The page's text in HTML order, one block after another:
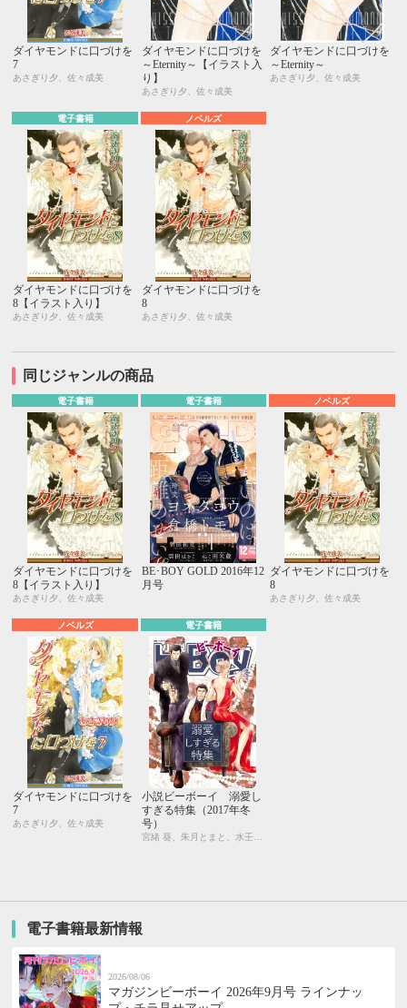
ダイヤモンドに口づけを
7
あさぎり夕、佐々成美
ダイヤモンドに口づけを
～Eternity～【イラスト入
り】
あさぎり夕、佐々成美
ダイヤモンドに口づけを
～Eternity～
あさぎり夕、佐々成美
電子書籍
ダイヤモンドに口づけを
8【イラスト入り】
あさぎり夕、佐々成美
ノベルズ
ダイヤモンドに口づけを
8
あさぎり夕、佐々成美
同じジャンルの商品
電子書籍
ダイヤモンドに口づけを
8【イラスト入り】
あさぎり夕、佐々成美
電子書籍
BE･BOY GOLD 2016年12
月号
ノベルズ
ダイヤモンドに口づけを
8
あさぎり夕、佐々成美
ノベルズ
ダイヤモンドに口づけを
7
あさぎり夕、佐々成美
電子書籍
小説ビーボーイ 溺愛し
すぎる特集（2017年冬
号）
宮緒 葵、朱月とまと、水壬楓子、しおべり由生、吉田ナツ、森原八鹿、彩寧一叶、高世ナオキ、遠野春日、円陣闇丸、東野ゆき、園千代子、東野 海、林 マキ、永井三郎、福嶋ユッカ、モリフジ、黒田 屑、ゆうき
電子書籍最新情報
2026/08/06
マガジンビーボーイ 2026年9月号 ラインナッ